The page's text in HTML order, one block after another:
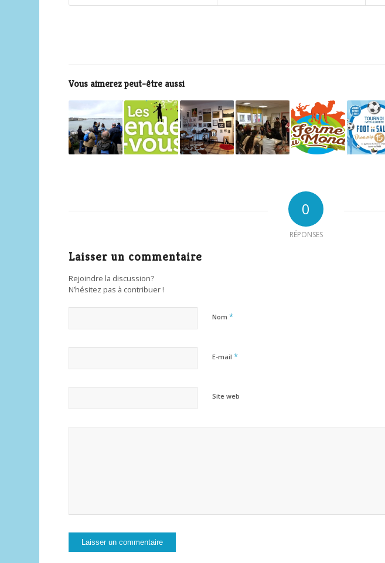
Vous aimerez peut-être aussi
0
RÉPONSES
Laisser un commentaire
Rejoindre la discussion?
N’hésitez pas à contribuer !
Nom*
E-mail*
Site web